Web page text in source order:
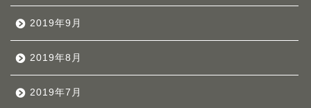
2019年9月
2019年8月
2019年7月